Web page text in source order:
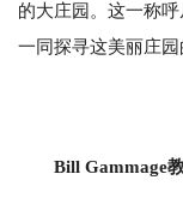
的大庄园。这一称
一同探寻这美丽庄
Bill Gammage